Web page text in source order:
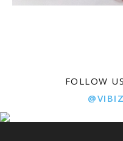
FOLLOW